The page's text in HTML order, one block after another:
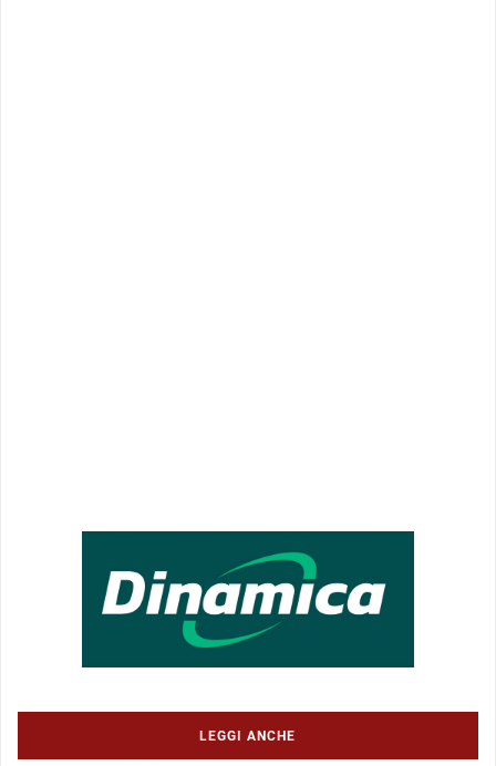
LEGGI ANCHE